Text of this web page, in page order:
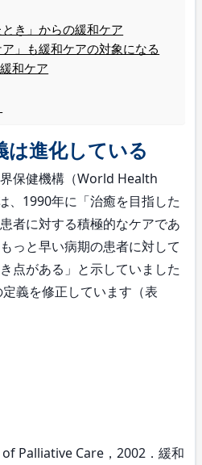
とき」からの緩和ケア
」も緩和ケアの対象になる
和ケア
は進化している
保健機構（World Health
1990年に「治癒を目指した
者に対する積極的なケアであ
っと早い病期の患者に対して
点がある」と示していました
義を修正しています（表
Palliative Care，2002．緩和